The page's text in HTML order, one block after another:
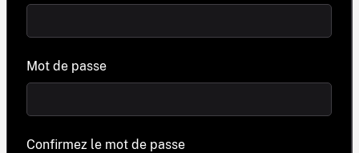
Mot de passe
Confirmez le mot de passe